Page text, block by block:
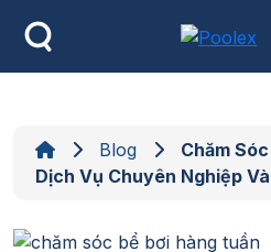
Blog
Chăm
Dịch Vụ Chuyên Nghiệp